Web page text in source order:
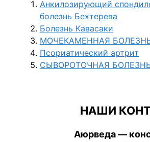
Анкилозирующий
болезнь Бехтерева
Болезнь Кавасаки
МОЧЕКАМЕННАЯ
Псориатический артрит
СЫВОРОТОЧНАЯ
НАШИ
Аюрведа —